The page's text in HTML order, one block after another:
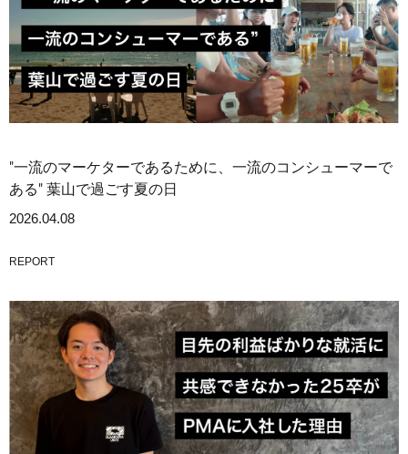
"一流のマーケターであるために、一流のコンシューマーで
ある" 葉山で過ごす夏の日
2026.04.08
REPORT